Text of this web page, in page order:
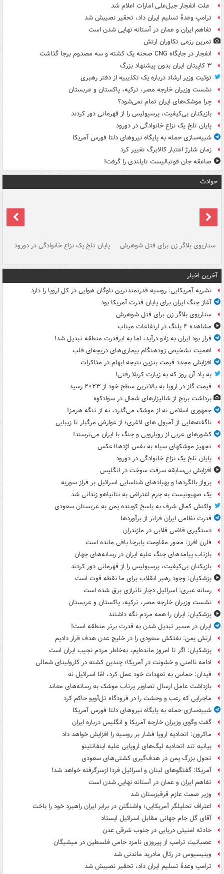
علت انفجار جبل‌علی امارات اعلام شد
ترامپ وعدۀ تسلیم ایران داد، تحقیر نصیبش شد
تفاهم ایران و عمان در آستانه نهایی شدن است
تمرین رزمی تکاوران ارتش
انفجار در جایگاه CNG صحنه یک کشته و سه مصدوم برجا گذاشت
۳ کاپیتان ایران بدون پیشنهاد بزرگ
توئیت وزیر ارشاد درباره یک تکذیبیه از دفتر رهبری
نشست وزیران خارجه مصر، ترکیه، پاکستان و عربستان
چرا موشک‌های ایران تمام نمی‌شود؟
بازیکنان بی‌کیفیت، پرسپولیس را از قهرمانی دور کردند
پایان تلخ یک نزاع خانوادگی در دورود
شبیه‌سازی حمله به پایگاه نیروهای دلتا فورس آمریکا
زمان شارژ اعتبار کالابرگ تغییر کرد
صاعقه جان فوتبالیست تایلندی را گرفت!
حوادث
سناریوی بلاگر زن برای قتل شوهرش پایان تلخ یک نزاع خانوادگی در دورود
آخرین اخبار
نشریه آمریکایی: روسیه قدرتمندترین ناوگان هوایی در کل اروپا را دارد
آغاز جنگ ایران برای پایان قدرت آمریکا بود
سناریوی بلاگر زن برای قتل شوهرش
مشاهده ۴ پلنگ در ارتفاعات میناب
قرار بود ایران به زانو درآید، اما به ابرقدرت منطقه تبدیل شد!
اهمیت تشخیص زودهنگام بیماری‌های دریچه‌ای قلب
افزایش مجدد قیمت بنزین نتیجه ابهام در مذاکرات
به یاد آن روز که به زیارت کربلا رفتی!
قیمت گاز در اروپا به بالاترین سطح خود از ۲۰۲۳ رسید
برداشت برنج از شالیزارهای شمال در سوادکوه
جمهوری اسلامی نه از موشک می‌گذرد، نه از تنگه هرمز!
ناگفته‌هایی از آمپول های لاغری؛ از عوارض مرگبار تا زیبایی
کشورهای عربی از رویارویی و جنگ با ایران می‌ترسند!
تجهیز موشکهای سپاه به نفس اژدها+عکس
پایان تلخ یک نزاع خانوادگی در دورود
افزایش بی‌سابقه سرقت سوخت در انگلیس
پرواز بالگردها و پهپادهای شناسایی اسرائیل بر فراز سوریه
یک صهیونیست به جرم اعتراض به نتانیاهو زندانی شد
واکنش کمال شرف به پاسخ کوبنده یمن به عربستان سعودی
قدرت نظامی ایران فراتر از برآوردها
دستگیری قاضی قلابی در مازندران
فارن افرز: محور مقاومت پابرجا باقی مانده است
بازتاب پیامدهای جنگ علیه ایران در رسانه‌های جهان
بازیکنان بی‌کیفیت، پرسپولیس را از قهرمانی دور کردند
پزشکیان: وجود رهبر انقلاب برای ما نقطه قوت است
رسانه عبری: اسرائیل دچار ناترازی برق شده است
نشست وزیران خارجه مصر، ترکیه، پاکستان و عربستان
پزشکیان: ایران را همه مردم نگه داشتند
ایران در مسیر تبدیل شدن به قدرت برتر منطقه است!
ارتش یمن: نفتکش سعودی را در خلیج عدن هدف قرار دادیم
پزشکیان: اگر تا امروز مانده‌ایم، به‌خاطر مردم نجیب ایران است
ادامه ناامنی و خشونت در آمریکا؛ چندین کشته در کارولینای شمالی
فیدان: حماس به تعهدات خود عمل کرد، امّا اسرائیل نه
بازداشت عامل ارسال تصاویر پرتاب موشک به رسانه‌های معاند
ماجرایی که رعب و وحشت را در فرودگاه تل‌آویو حاکم کرد
شبیه‌سازی حمله به پایگاه نیروهای دلتا فورس آمریکا
گفت وگوی وزیران خارجه آمریکا و انگلیس درباره ایران
ماکرون: اتحادیه اروپا فشار بر روسیه را افزایش خواهد داد
بیانیه تند اتحادیه لیگ‌های اروپایی علیه اینفانتینو
تحول بزرگ یمن در هدف‌گیری کشتی‌های سعودی
آمریکا: گفتگوهای لبنان و اسرائیل فردا ازسرگرفته خواهد شد!
تفاهم ایران و عمان در آستانه نهایی شدن است
وزیر صمت عازم قرقیزستان شد
اعتراف تحلیلگر آمریکایی؛ واشنگتن در برابر ایران راهبرد خود را باخت
آقای گل جام جهانی مقابل اسرائیل ایستاد
حادثه امنیتی دریایی در جنوب شرقی عدن
عصبانیت ترامپ از پیروزی نامزد حامی فلسطین در میشیگان
وینیسیوس در رئال مادرید ماندنی شد
ترامپ وعدۀ تسلیم ایران داد، تحقیر نصیبش شد